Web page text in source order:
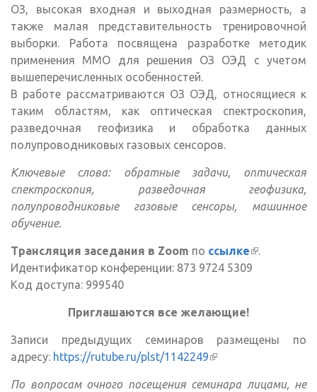
ОЗ, высокая входная и выходная размерность, а
также малая представительность тренировочной
выборки. Работа посвящена разработке методик
применения ММО для решения ОЗ ОЭД с учетом
вышеперечисленных особенностей.
В работе рассматриваются ОЗ ОЭД, относящиеся к
таким областям, как оптическая спектроскопия,
разведочная геофизика и обработка данных
полупроводниковых газовых сенсоров.
Ключевые слова: обратные задачи, оптическая
спектроскопия, разведочная геофизика,
полупроводниковые газовые сенсоры, машинное
обучение.
Трансляция заседания в Zoom по ссылке(внешняя
ссылка)
.
Идентификатор конференции: 873 9724 5309
Код доступа: 999540
Приглашаются все желающие!
Записи предыдущих семинаров размещены по
адресу: https://rutube.ru/plst/1142249(внешняя ссылка)
По вопросам очного посещения семинара лицами, не